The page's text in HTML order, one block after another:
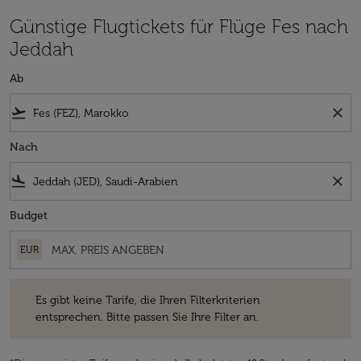
Günstige Flugtickets für Flüge Fes nach
Jeddah
Ab
flight_takeoff close
Nach
flight_land close
Budget
EUR
Es gibt keine Tarife, die Ihren Filterkriterien
entsprechen. Bitte passen Sie Ihre Filter an.